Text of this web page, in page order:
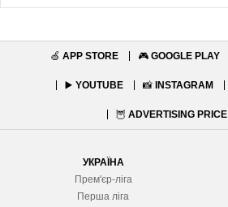
🍏 APP STORE 🎮 GOOGLE PLAY
▶️ YOUTUBE 📸 INSTAGRAM
🦉 ADVERTISING PRICE
УКРАЇНА
Прем'єр-ліга
Перша ліга